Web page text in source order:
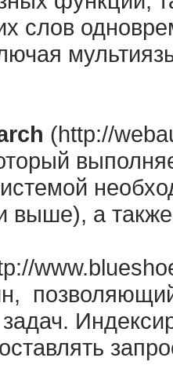
слов
(http://
выше), а